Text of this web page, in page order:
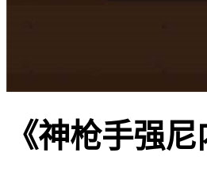
《神枪手强